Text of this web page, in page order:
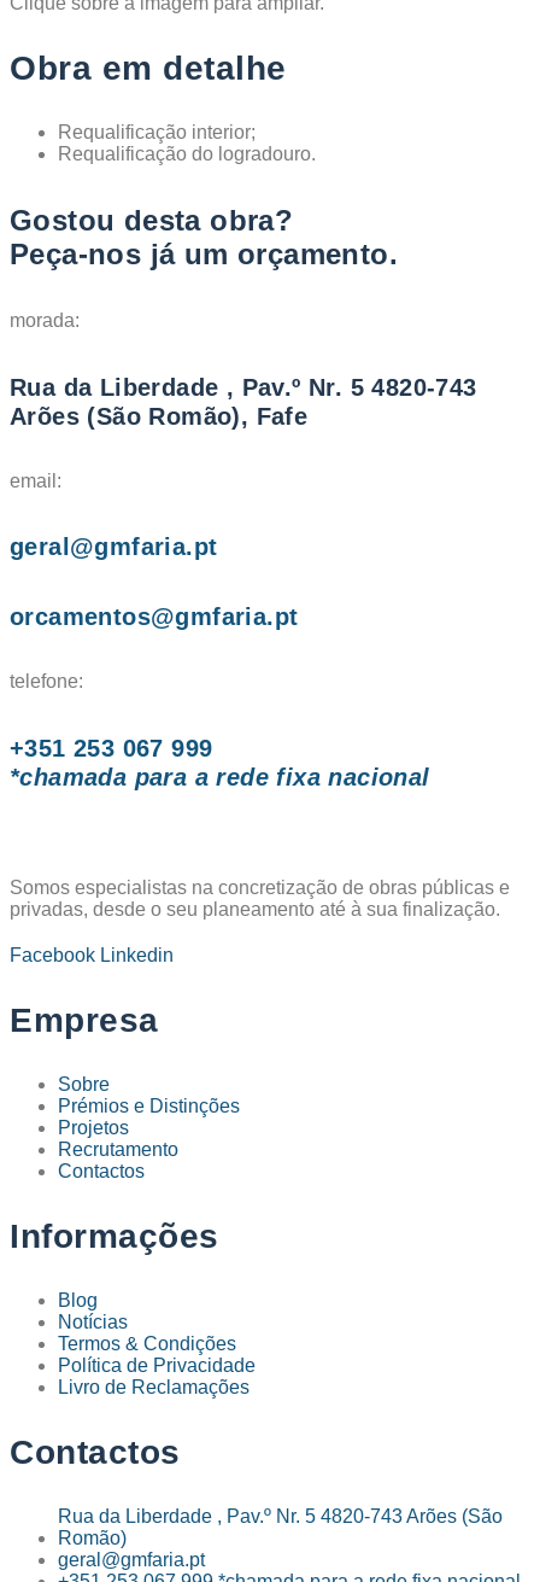
Obra em detalhe
Requalificação interior;
Requalificação do logradouro.
Gostou desta obra?
Peça-nos já um orçamento.
morada:
Rua da Liberdade , Pav.º Nr. 5 4820-743
Arões (São Romão), Fafe
email:
geral@gmfaria.pt
orcamentos@gmfaria.pt
telefone:
+351 253 067 999
*chamada para a rede fixa nacional
Somos especialistas na concretização de obras públicas e
privadas, desde o seu planeamento até à sua finalização.
Facebook Linkedin
Empresa
Sobre
Prémios e Distinções
Projetos
Recrutamento
Contactos
Informações
Blog
Notícias
Termos & Condições
Política de Privacidade
Livro de Reclamações
Contactos
Rua da Liberdade , Pav.º Nr. 5 4820-743 Arões (São
Romão)
geral@gmfaria.pt